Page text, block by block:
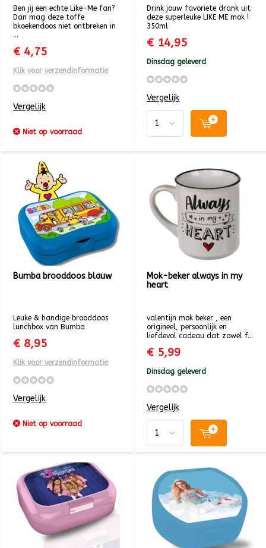
Ben jij een echte Like-Me fan?
Dan mag deze toffe
bkoekendoos niet ontbreken in
...
€ 4,75
Klik voor verzendinformatie
Vergelijk
Niet op voorraad
Drink jouw favoriete drank uit
deze superleuke LIKE ME mok !
350ml
€ 14,95
Dinsdag geleverd
Vergelijk
Bumba brooddoos blauw
Leuke & handige brooddoos
lunchbox van Bumba
€ 8,95
Klik voor verzendinformatie
Vergelijk
Niet op voorraad
Mok-beker always in my
heart
valentijn mok beker , een
origineel, persoonlijk en
liefdevol cadeau dat zowel f...
€ 5,99
Dinsdag geleverd
Vergelijk